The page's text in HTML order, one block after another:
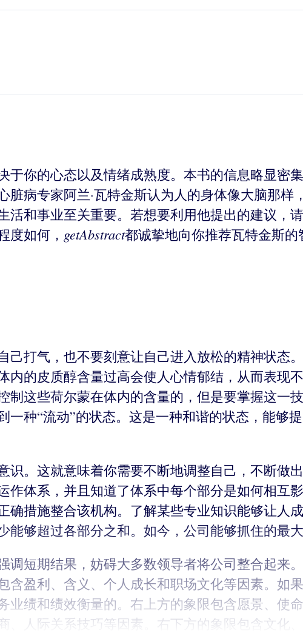
于你的心态以及情绪成熟度。本书的信息略显密
脏病专家阿兰·瓦特金斯认为人的身体像大脑那
活和事业至关重要。若想要利用他提出的建议，
度如何， getAbstract都诚挚地向你推荐瓦特金斯的
己打气，也不要刻意让自己进入放松的精神状态
内的皮质醇含量过高会使人心情郁结，从而表现
制这些荷尔蒙在体内的含量的，但是要掌握这一
一种“流动”的状态。这是一种和谐的状态，能够
识。这就意味着你需要不断地调整自己，不断做
作体系，并且知道了体系中每个部分是如何相互
确措施整合该机构。了解某些专业知识能够让人
够超过各部分之和。如今，公司能够抓住的最大
调短期结果，妨碍大多数领导者将公司整合起来
含盈利、含义、个人成长和职场文化等因素。如
业绩和绩效衡量的。右上方的象限包含愿景、使
、人际关系技巧等因素。右下方的象限包含文化